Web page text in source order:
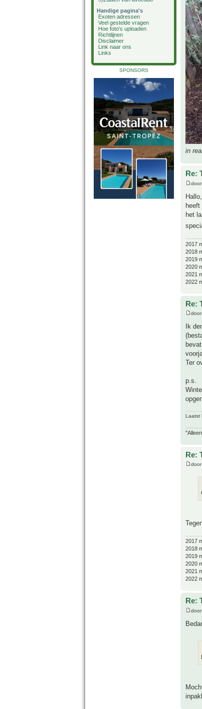
Handige pagina's
Exoten adressen
Veel gestelde vragen
Hoe foto's uploaden
Richtlijnen
Disclaimer
Link naar ons
Links
SPONSORS
in
Re:
door
het
2017
2018
2019
2020
2021
2022
Re:
door
Ik
Ter
p.s.
Laatst
Re:
door
2017
2018
2019
2020
2021
2022
Re:
door